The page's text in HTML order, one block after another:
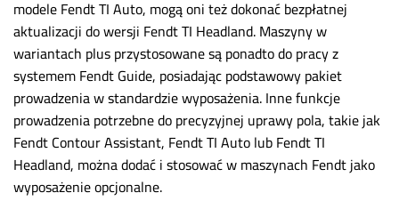
modele Fendt TI Auto, mogą oni też dokonać bezpłatnej
aktualizacji do wersji Fendt TI Headland. Maszyny w
wariantach plus przystosowane są ponadto do pracy z
systemem Fendt Guide, posiadając podstawowy pakiet
prowadzenia w standardzie wyposażenia. Inne funkcje
prowadzenia potrzebne do precyzyjnej uprawy pola, takie jak
Fendt Contour Assistant, Fendt TI Auto lub Fendt TI
Headland, można dodać i stosować w maszynach Fendt jako
wyposażenie opcjonalne.